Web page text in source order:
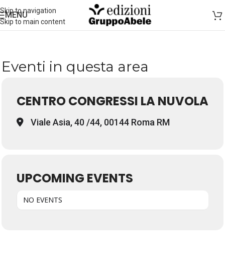
Skip to navigation
Skip to main content
MENU
Eventi in questa area
CENTRO CONGRESSI LA NUVOLA
Viale Asia, 40 /44, 00144 Roma RM
UPCOMING EVENTS
NO EVENTS